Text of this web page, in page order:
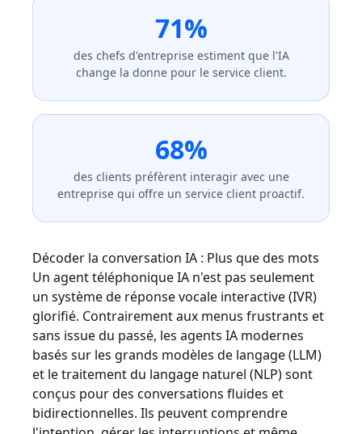
71%
des chefs d'entreprise estiment que l'IA
change la donne pour le service client.
68%
des clients préfèrent interagir avec une
entreprise qui offre un service client proactif.
Décoder la conversation IA : Plus que des mots
Un agent téléphonique IA n'est pas seulement
un système de réponse vocale interactive (IVR)
glorifié. Contrairement aux menus frustrants et
sans issue du passé, les agents IA modernes
basés sur les grands modèles de langage (LLM)
et le traitement du langage naturel (NLP) sont
conçus pour des conversations fluides et
bidirectionnelles. Ils peuvent comprendre